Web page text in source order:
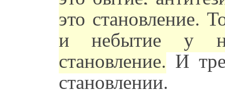
это становление.
и небытие у
становление.И
становлении.